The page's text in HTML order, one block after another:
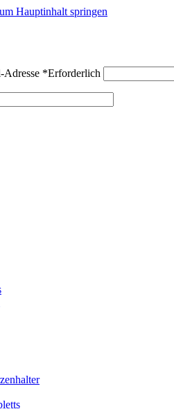
Hauptinhalt springen
ab 59,90 Euro innerhalb von DE
Adresse *Erforderlich